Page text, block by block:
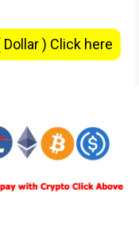
) Click here